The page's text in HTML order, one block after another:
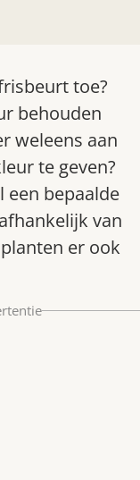
2026
toe?
behouden
weleens aan
te geven?
een bepaalde
van
er ook